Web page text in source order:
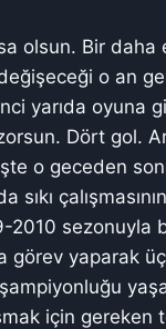
olsun. Bir daha
o an
yarıda oyuna
Dört gol.
o geceden
sıkı
2010 sezonuyla
görev yaparak
için gereken